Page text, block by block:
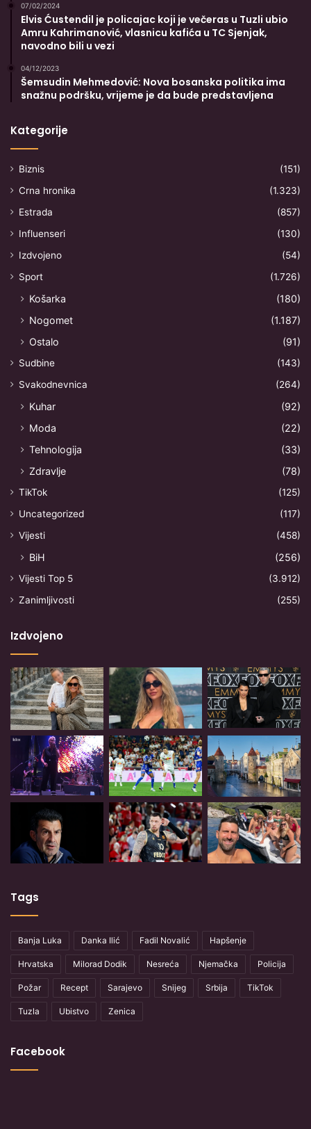
07/02/2024
Elvis Ćustendil je policajac koji je večeras u Tuzli ubio
Amru Kahrimanović, vlasnicu kafića u TC Sjenjak,
navodno bili u vezi
04/12/2023
Šemsudin Mehmedović: Nova bosanska politika ima
snažnu podršku, vrijeme je da bude predstavljena
Kategorije
Biznis
(151)
Crna hronika
(1.323)
Estrada
(857)
Influenseri
(130)
Izdvojeno
(54)
Sport
(1.726)
Košarka
(180)
Nogomet
(1.187)
Ostalo
(91)
Sudbine
(143)
Svakodnevnica
(264)
Kuhar
(92)
Moda
(22)
Tehnologija
(33)
Zdravlje
(78)
TikTok
(125)
Uncategorized
(117)
Vijesti
(458)
BiH (256)
Vijesti Top 5
(3.912)
Zanimljivosti
(255)
Izdvojeno
Tags
Banja Luka Danka Ilić Fadil Novalić Hapšenje
Hrvatska Milorad Dodik Nesreća Njemačka Policija
Požar Recept Sarajevo Snijeg Srbija TikTok
Tuzla Ubistvo Zenica
Facebook